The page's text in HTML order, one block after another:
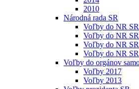
2010
Národná rada SR
Voľby do NR
Voľby do NR
Voľby do NR
Voľby do NR
Voľby do orgánov
Voľby 2017
Voľby 2013